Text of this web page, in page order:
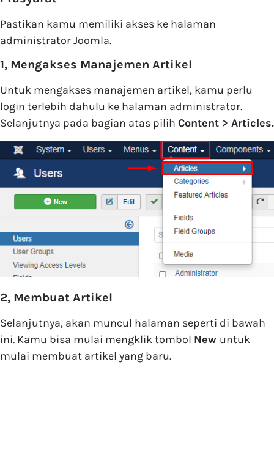
Pastikan kamu memiliki akses ke halaman
administrator Joomla.
1, Mengakses Manajemen Artikel
Untuk mengakses manajemen artikel, kamu perlu
login terlebih dahulu ke halaman administrator.
Selanjutnya pada bagian atas pilih Content > Articles.
2, Membuat Artikel
Selanjutnya, akan muncul halaman seperti di bawah
ini. Kamu bisa mulai mengklik tombol New untuk
mulai membuat artikel yang baru.